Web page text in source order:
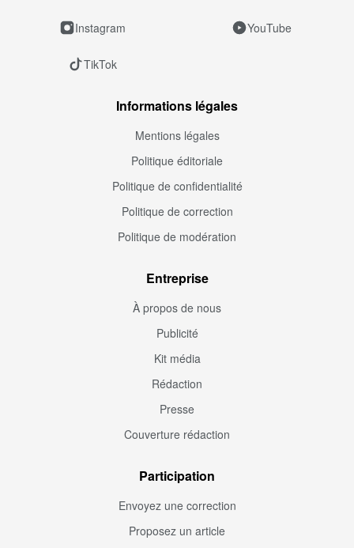
Instagram YouTube
TikTok
Informations légales
Mentions légales
Politique éditoriale
Politique de confidentialité
Politique de correction
Politique de modération
Entreprise
À propos de nous
Publicité
Kit média
Rédaction
Presse
Couverture rédaction
Participation
Envoyez une correction
Proposez un article